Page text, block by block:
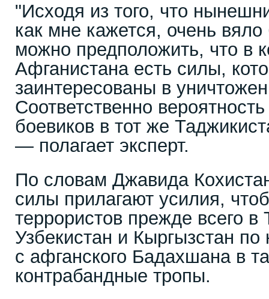
"Исходя из того, что
как мне кажется, очень
можно предположить, что в
Афганистана есть силы,
заинтересованы в
Соответственно
боевиков в тот же
— полагает эксперт.
По словам Джавида
силы прилагают усилия,
террористов прежде всего в
Узбекистан и Кыргызстан
с афганского Бадахшана в
контрабандные тропы.